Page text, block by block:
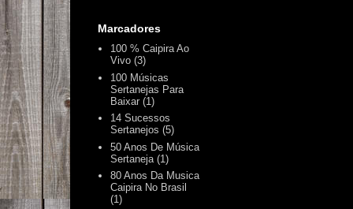
Marcadores
100 % Caipira Ao
Vivo (3)
100 Músicas
Sertanejas Para
Baixar (1)
14 Sucessos
Sertanejos (5)
50 Anos De Música
Sertaneja (1)
80 Anos Da Musica
Caipira No Brasil
(1)